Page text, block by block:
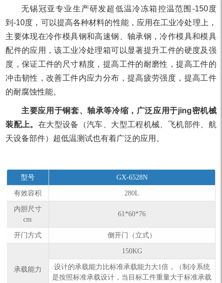
无锡冠亚专业生产研发超低温冷冻箱控温范围-150度
到-10度，可以提高各种材料的性能，应用在工业冷处理上，
主要体现在冷作模具钢和高速钢、轴承钢，冷作模具和模具
配件的应用，该工业冷处理箱可以显著提升工件的硬度及强
度，保证工件的尺寸精度，提高工件的耐磨性，提高工件的
冲击韧性，改善工件内应力分布，提高疲劳强度，提高工件
的耐腐蚀性能。
主要应用于铜套、轴承等冷缩，广泛应用于jing密机械
装配上。 在大型设备（汽车、大型工程机械、飞机部件、航
天设备部件）超低温测试也有着广泛的应用。
型号 GX-6528N
有效容积 280L
内胆尺寸
cm
61*60*76
开门方式 侧开门（立式）
承载能力
150KG
设计的承载能力比标准承载能力大1倍，（制冷系统
是按照标准承载设计，当目标工件重量大于标准承载